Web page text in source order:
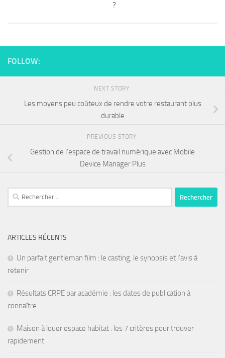
?
FOLLOW:
NEXT STORY
Les moyens peu coûteux de rendre votre restaurant plus
durable
PREVIOUS STORY
Gestion de l’espace de travail numérique avec Mobile
Device Manager Plus
ARTICLES RÉCENTS
Un parfait gentleman film : le casting, le synopsis et l’avis à
retenir
Résultats CRPE par académie : les dates de publication à
connaître
Maison à louer espace habitat : les 7 critères pour trouver
rapidement